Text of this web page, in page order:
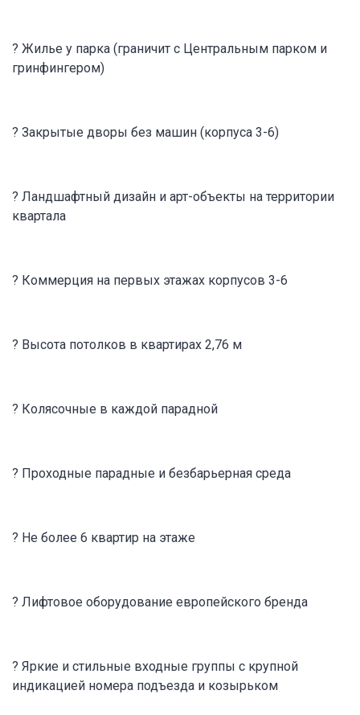
? Жилье у парка (граничит с Центральным парком и
гринфингером)
? Закрытые дворы без машин (корпуса 3-6)
? Ландшафтный дизайн и арт-объекты на территории
квартала
? Коммерция на первых этажах корпусов 3-6
? Высота потолков в квартирах 2,76 м
? Колясочные в каждой парадной
? Проходные парадные и безбарьерная среда
? Не более 6 квартир на этаже
? Лифтовое оборудование европейского бренда
? Яркие и стильные входные группы с крупной
индикацией номера подъезда и козырьком